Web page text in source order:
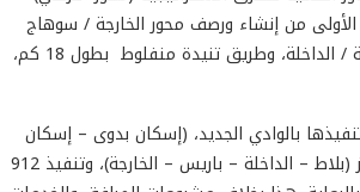
من إنشاء ورصف محور الخارجة / سوهاج
بطول 117 كم، وإنشاء ورصف طريق دائري جنوبي مركز بلاط يربط بين طريق الخارجة / الداخلة، وطريق تنيدة منفلوط بطول 18 كم،
بالوادي الجديد، (إسكان بدوى – إسكان
اجتماعي – الأولى بالرعاية – ظهير صحراوى)، حيث تم إنشاء 200 منزل بدوي بمراكز (بلاط – الداخلة – باريس – الخارجة)، وتنفيذ 912